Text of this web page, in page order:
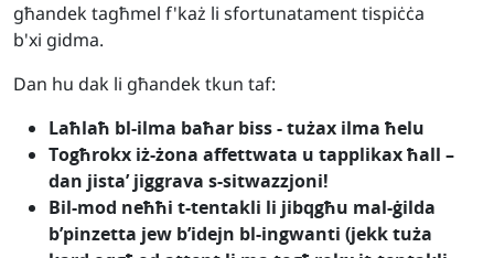
għandek tagħmel f'każ li sfortunatament tispiċċa
b'xi gidma.
Dan hu dak li għandek tkun taf:
Laħlaħ bl-ilma baħar biss - tużax ilma ħelu
Togħrokx iż-żona affettwata u tapplikax ħall –
dan jista’ jiggrava s-sitwazzjoni!
Bil-mod neħħi t-tentakli li jibqgħu mal-ġilda
b’pinzetta jew b’idejn bl-ingwanti (jekk tuża